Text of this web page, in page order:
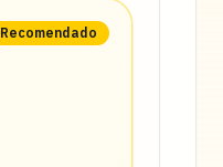
Recomendado